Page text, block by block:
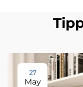
27
May